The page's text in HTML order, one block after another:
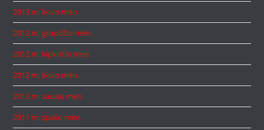
2013 m. kovo mėn.
2012 m. gruodžio mėn.
2012 m. lapkričio mėn.
2012 m. kovo mėn.
2012 m. sausio mėn.
2011 m. spalio mėn.